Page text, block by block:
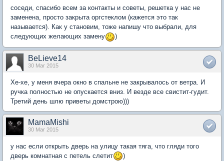
соседи, спасибо всем за контакты и советы, решетка у нас не
заменена, просто закрыта оргстеклом (кажется это так
называется). Как у становим, тоже напишу что выбрали, для
следующих желающих замену
)
BeLieve14
30 Mar 2015
Хе-хе, у меня вчера окно в спальне не закрывалось от ветра. И
ручка полностью не опускается вниз. И везде все свистит-гудит.
Третий день шлю приветы домстрою)))
MamaMishi
30 Mar 2015
у нас если открыть дверь на улицу такая тяга, что гляди того
дверь комнатная с петель слетит
)